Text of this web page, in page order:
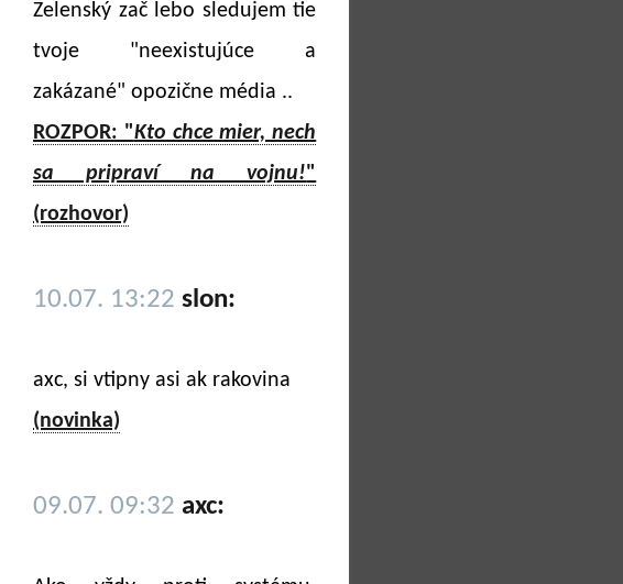
Zelenský zač lebo sledujem tie
tvoje "neexistujúce a
zakázané" opozične média ..
ROZPOR: "Kto chce mier, nech
sa pripraví na vojnu!"
(rozhovor)
10.07. 13:22 slon:
axc, si vtipny asi ak rakovina
(novinka)
09.07. 09:32 axc: